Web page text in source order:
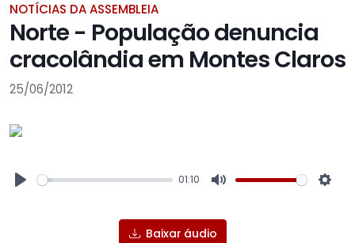
NOTÍCIAS DA ASSEMBLEIA
Norte - População denuncia
cracolândia em Montes Claros
25/06/2012
01:10
Baixar áudio